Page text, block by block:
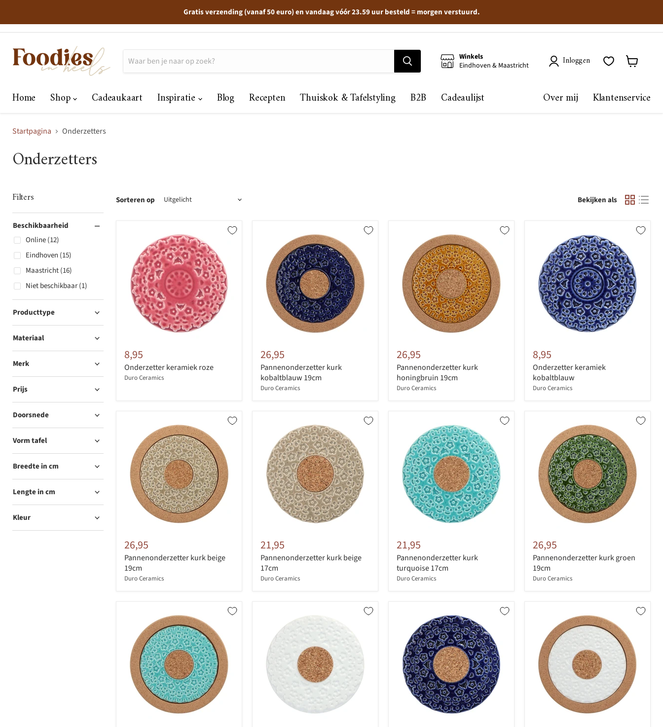
Gratis verzending (vanaf 50 euro) en vandaag vóór 23.59 uur besteld = morgen verstuurd.
Winkels
Eindhoven & Maastricht
Inloggen
Home Shop Cadeaukaart Inspiratie Blog Recepten Thuiskok & Tafelstyling B2B Cadeaulijst Over mij Klantenservice
Startpagina Onderzetters
Onderzetters
Filters
Beschikbaarheid
Eindhoven (15)
Maastricht (16)
Niet beschikbaar (1)
Online (12)
Producttype
Materiaal
Merk
Prijs
Doorsnede
Vorm tafel
Breedte in cm
Lengte in cm
Kleur
Sorteren op Bekijken als
8,95
Onderzetter keramiek roze
Duro Ceramics
26,95
Pannenonderzetter kurk
kobaltblauw 19cm
Duro Ceramics
26,95
Pannenonderzetter kurk
honingbruin 19cm
Duro Ceramics
8,95
Onderzetter keramiek
kobaltblauw
Duro Ceramics
26,95
Pannenonderzetter kurk beige
19cm
Duro Ceramics
21,95
Pannenonderzetter kurk beige
17cm
Duro Ceramics
21,95
Pannenonderzetter kurk
turquoise 17cm
Duro Ceramics
26,95
Pannenonderzetter kurk groen
19cm
Duro Ceramics